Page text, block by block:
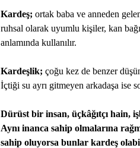
Kardeş; ortak baba ve anneden
ruhsal olarak uyumlu kişiler, kan
anlamında kullanılır.
Kardeşlik; çoğu kez de benzer
İçtiği su ayrı gitmeyen arkadaşa ise
Dürüst bir insan, üçkâğıtçı hain,
Aynı inanca sahip olmalarına
sahip oluyorsa bunlar kardeş